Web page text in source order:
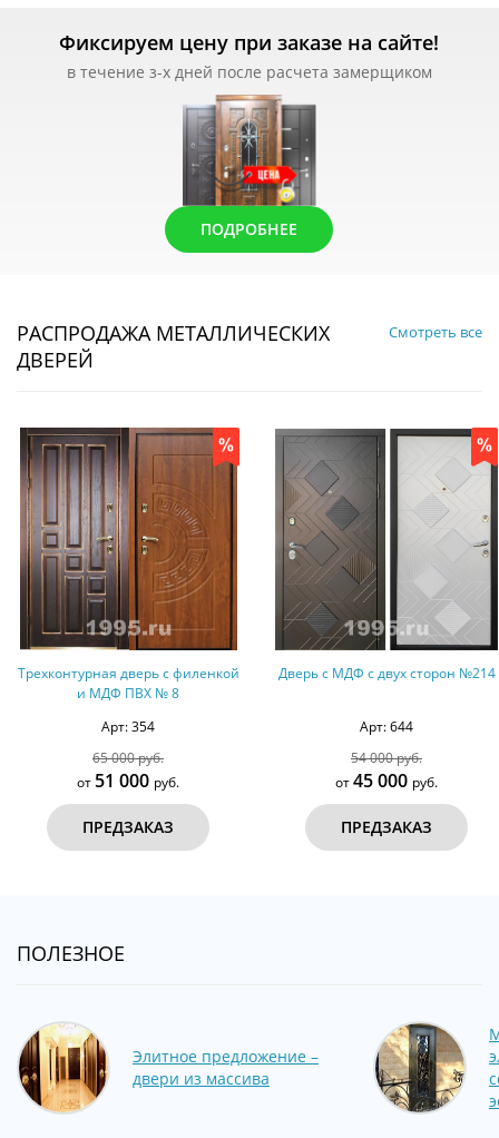
Фиксируем цену при заказе на сайте!
в течение з-х дней после расчета замерщиком
ПОДРОБНЕЕ
РАСПРОДАЖА МЕТАЛЛИЧЕСКИХ
ДВЕРЕЙ
Смотреть все
Трехконтурная дверь с филенкой
и МДФ ПВХ № 8
Арт: 354
65 000 руб.
от 51 000 руб.
ПРЕДЗАКАЗ
Дверь с МДФ с двух сторон №214
Арт: 644
54 000 руб.
от45 000 руб.
ПРЕДЗАКАЗ
ПОЛЕЗНОЕ
Элитное предложение –
двери из массива